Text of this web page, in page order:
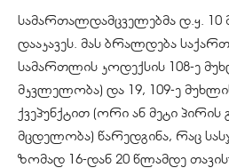
სამართალდამცველებმა დ.ყ. 10
დააკავეს. მას ბრალდება
სამართლის კოდექსის 108-ე
მკვლელობა) და 19, 109-ე მუხლის
ქვეპუნქტით (ორი ან მეტი
მცდელობა) წარედგინა, რაც
ზომად 16-დან 20 წლამდე